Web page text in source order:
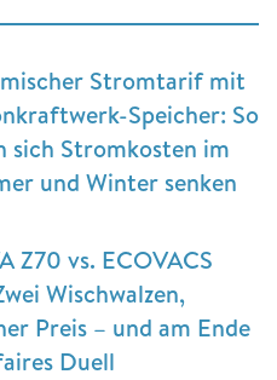
Stromtarif mit
Speicher: So
sich Stromkosten im
und Winter senken
Z70 vs. ECOVACS
Wischwalzen,
Preis – und am Ende
Duell